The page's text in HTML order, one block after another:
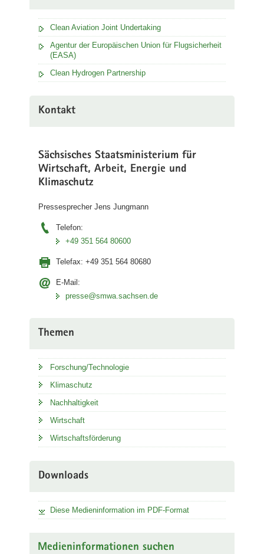
Clean Aviation Joint Undertaking
Agentur der Europäischen Union für Flugsicherheit
(EASA)
Clean Hydrogen Partnership
Kontakt
Sächsisches Staatsministerium für
Wirtschaft, Arbeit, Energie und
Klimaschutz
Pressesprecher Jens Jungmann
Telefon:
+49 351 564 80600
Telefax: +49 351 564 80680
E-Mail:
presse@smwa.sachsen.de
Themen
Forschung/Technologie
Klimaschutz
Nachhaltigkeit
Wirtschaft
Wirtschaftsförderung
Downloads
Diese Medieninformation im PDF-Format
Medieninformationen suchen